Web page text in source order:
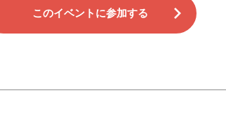
このイベントに参加する